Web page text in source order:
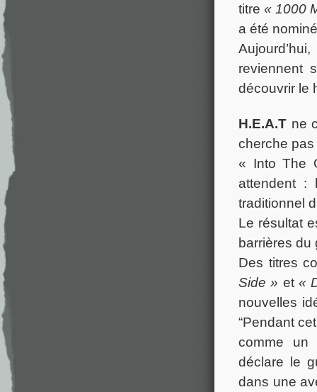
titre« 1000
a été
reviennent
découvrir le
H.E.A.T ne
cherche
« Into The
attendent :
traditionnel
Le résultat
barrières du
Des titres
Side » et«
nouvelles
“Pendant
comme un
déclare le
dans une